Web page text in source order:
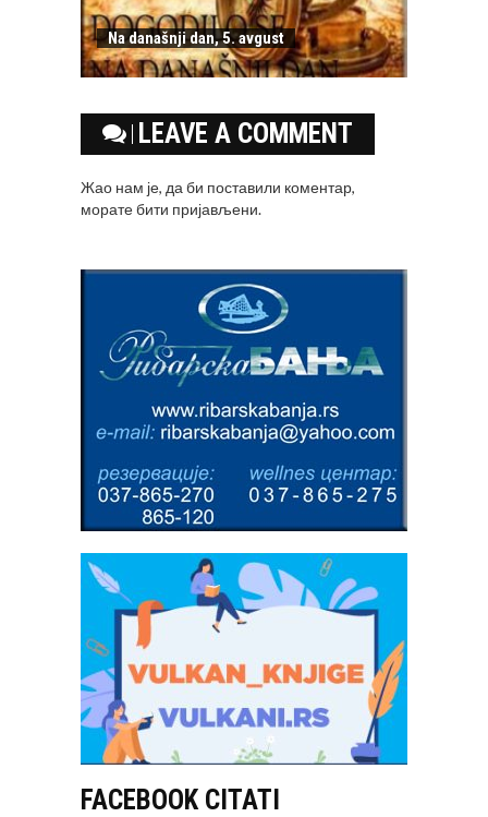
Na današnji dan, 5. avgust
LEAVE A COMMENT
Жао нам је, да би поставили коментар,
моратебити пријављени.
FACEBOOK CITATI